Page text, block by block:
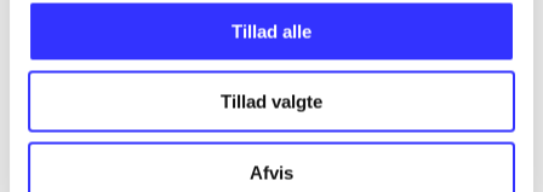
Tillad alle
Tillad valgte
Afvis
Artikler
Alle registrerede artikler fordelt på udgivelser